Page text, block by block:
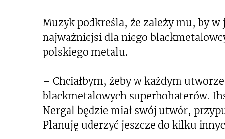
Muzyk podkreśla, że zależy mu, by w
najważniejsi dla niego
polskiego metalu.
– Chciałbym, żeby w każdym
blackmetalowych superbohaterów.
Nergal będzie miał swój utwór,
Planuję uderzyć jeszcze do kilku